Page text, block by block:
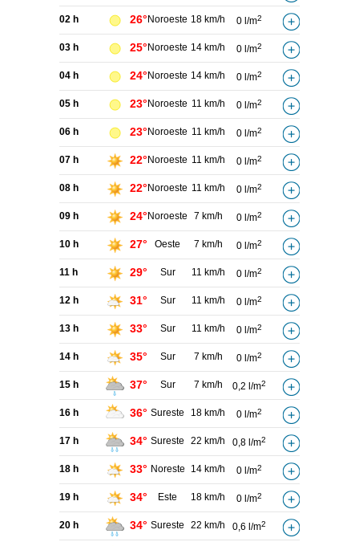
02 h 26° Noroeste 18 km/h 0 l/m2
03 h 25° Noroeste 14 km/h 0 l/m2
04 h 24° Noroeste 14 km/h 0 l/m2
05 h 23° Noroeste 11 km/h 0 l/m2
06 h 23° Noroeste 11 km/h 0 l/m2
07 h 22° Noroeste 11 km/h 0 l/m2
08 h 22° Noroeste 11 km/h 0 l/m2
09 h 24° Noroeste 7 km/h 0 l/m2
10 h 27° Oeste 7 km/h 0 l/m2
11 h 29° Sur 11 km/h 0 l/m2
12 h 31° Sur 11 km/h 0 l/m2
13 h 33° Sur 11 km/h 0 l/m2
14 h 35° Sur 7 km/h 0 l/m2
15 h 37° Sur 7 km/h 0,2 l/m2
16 h 36° Sureste 18 km/h 0 l/m2
17 h 34° Sureste 22 km/h 0,8 l/m2
18 h 33° Noreste 14 km/h 0 l/m2
19 h 34° Este 18 km/h 0 l/m2
20 h 34° Sureste 22 km/h 0,6 l/m2